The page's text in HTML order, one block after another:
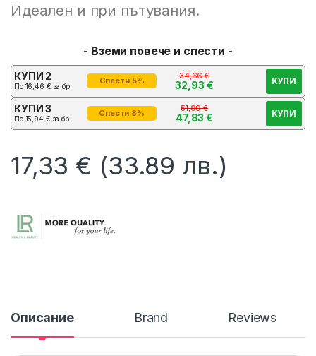
Идеален и при пътувания.
- Вземи повече и спести -
КУПИ 2
По 16,46 € за бр.
Спести 5% 34,66€
32,93 € КУПИ
КУПИ 3
По 15,94 € за бр.
Спести 8% 51,99€
47,83€ КУПИ
17,33 € (33.89 лв.)
Описание Brand Reviews